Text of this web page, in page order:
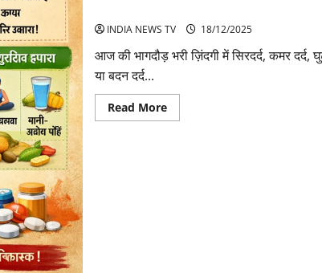
INDIA NEWS TV 18/12/2025
आज की भागदौड़ भरी ज़िंदगी में सिरदर्द, कमर दर्द,
या बदन दर्द...
Read MoreRead
more